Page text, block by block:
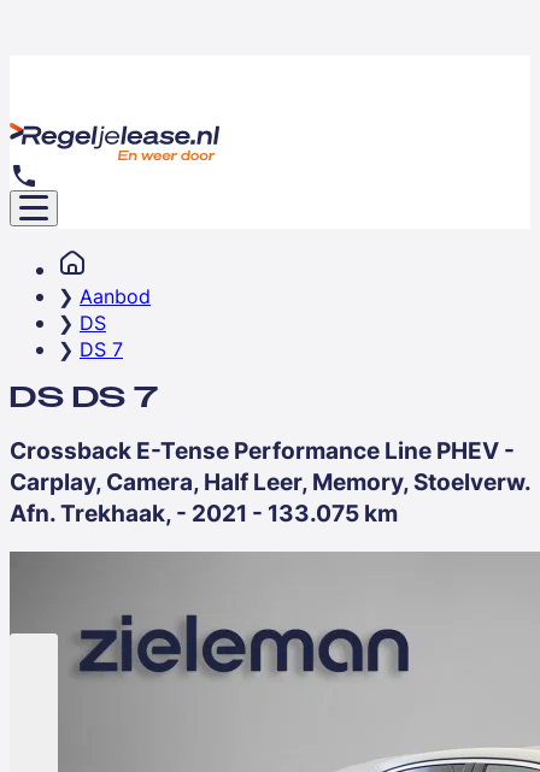
Aanbod
DS
DS 7
DS DS 7
Crossback E-Tense Performance Line PHEV -
Carplay, Camera, Half Leer, Memory, Stoelverw.
Afn. Trekhaak, - 2021 - 133.075 km